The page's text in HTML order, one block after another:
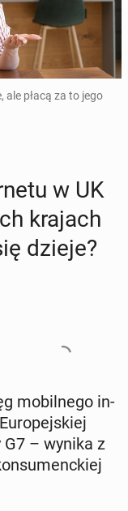
płacą za to jego
w UK
krajach
dzieje?
mo­bil­ne­go in­
G7 – wynika z